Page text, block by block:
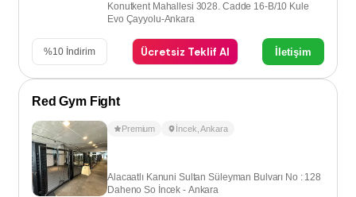
Konutkent Mahallesi 3028. Cadde 16-B/10 Kule
Evo Çayyolu-Ankara
%10 İndirim Ücretsiz Teklif Al İletişim
Red Gym Fight
Premium İncek ,Ankara
Alacaatlı Kanuni Sultan Süleyman Bulvarı No : 128
Daheno So İncek - Ankara